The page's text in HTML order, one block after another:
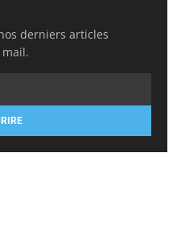
derniers articles